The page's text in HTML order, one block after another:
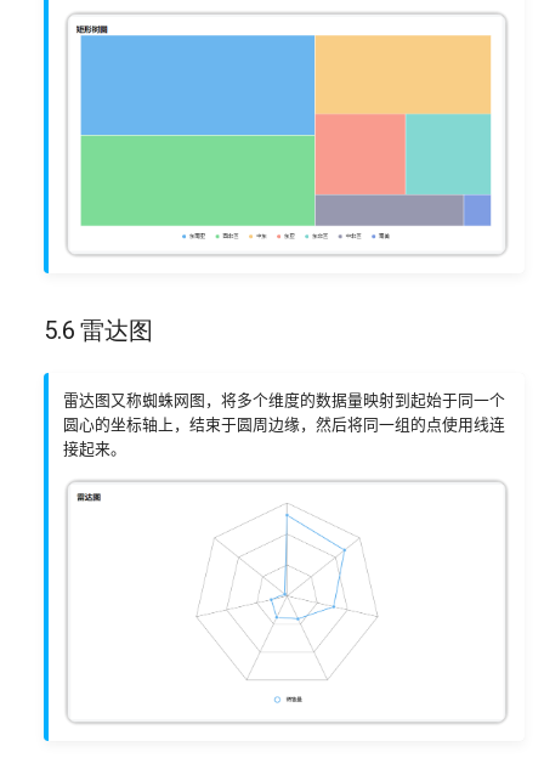
5.6 雷达图
雷达图又称蜘蛛网图，将多个维度的数据量映射到起始于同一个
圆心的坐标轴上，结束于圆周边缘，然后将同一组的点使用线连
接起来。